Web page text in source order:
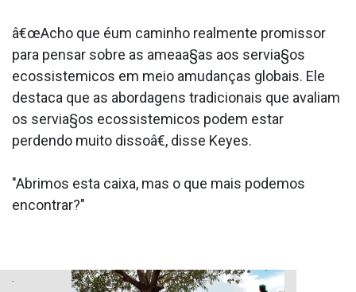
â€œAcho que éum caminho realmente promissor
para pensar sobre as ameaa§as aos servia§os
ecossistemicos em meio amudanças globais. Ele
destaca que as abordagens tradicionais que avaliam
os servia§os ecossistemicos podem estar
perdendo muito dissoâ€, disse Keyes.
"Abrimos esta caixa, mas o que mais podemos
encontrar?"